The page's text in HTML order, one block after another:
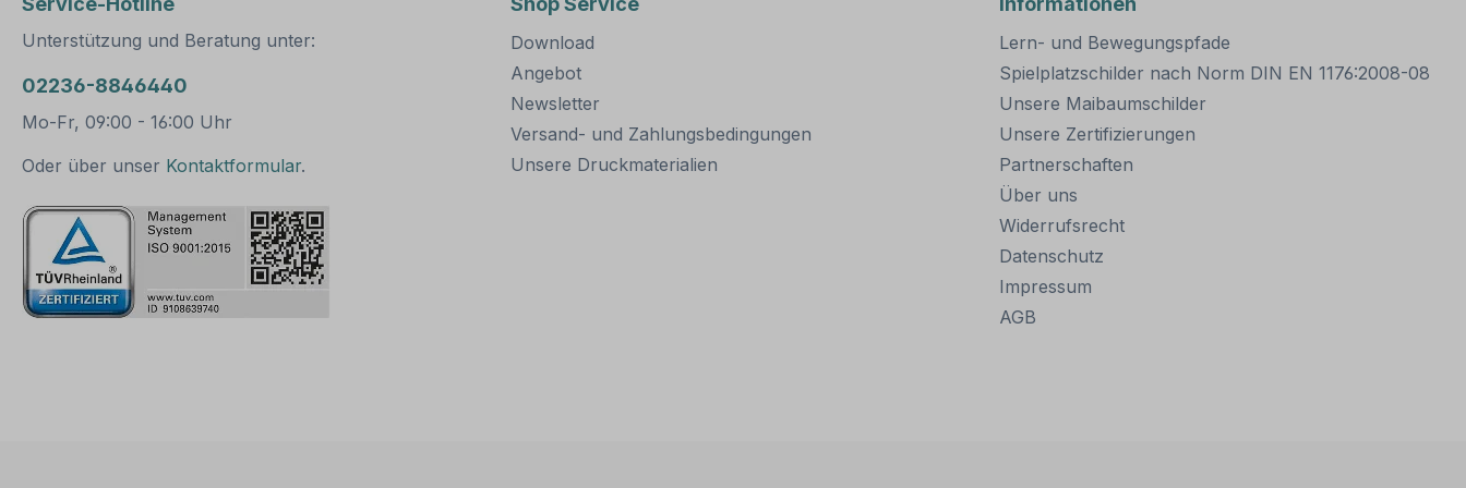
bestens geeignet. Für
von Schildern mit einer
mm werden zwei
Rohrschellen benötigt.
Merkmale dieser
Rohrschelle zur
Norm: nach IVZ
Material: Stahl,
feuerverzinkt
Ausführung: zweiteilig
zum Verschrauben
Schellenlänge: ca. 550
Erdanker Bitte beachten
Stand muß der Pfosten
mindestens 50 cm tief im
Erdreich einbetoniert
bestens geeignet. Für
Merkmale dieser
Rohrschelle zur
über 200 mm werden
somit auch zwei
Schraubensätze
von Schildern mit einer
Höhe über 200
Rohrschellen benötigt.
Merkmale dieser
Unterstützung und Beratung unter:
02236-8846440
Mo-Fr, 09:00 - 16:00 Uhr
Oder über unser Kontaktformular.
Download
Angebot
Newsletter
Versand- und Zahlungsbedingungen
Unsere Druckmaterialien
Lern- und Bewegungspfade
Spielplatzschilder nach Norm DIN EN 1176:2008-08
Unsere Maibaumschilder
Unsere Zertifizierungen
Partnerschaften
Über uns
Widerrufsrecht
Datenschutz
Impressum
AGB